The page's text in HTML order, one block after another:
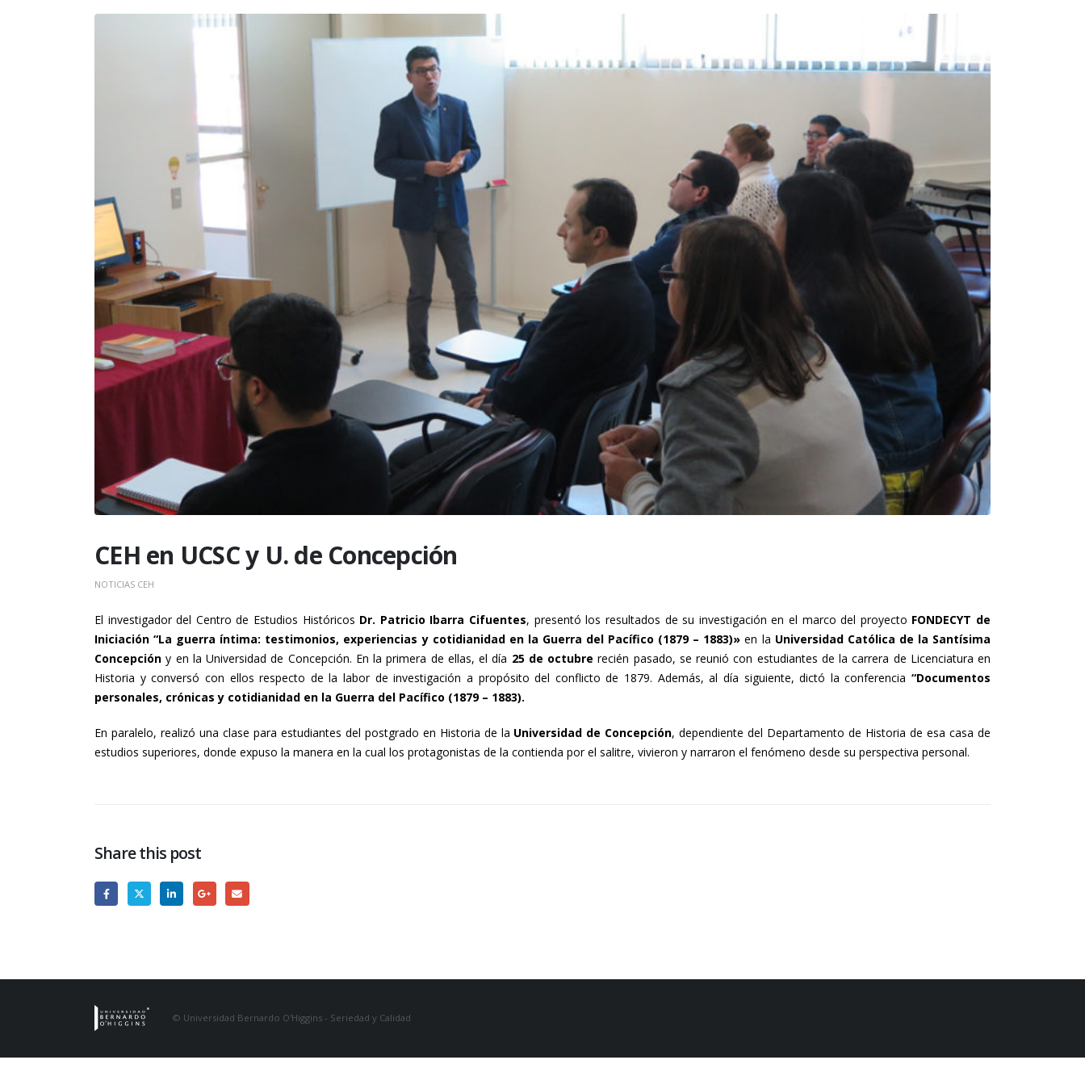
CEH en UCSC y U. de Concepción
NOTICIAS CEH
El investigador del Centro de Estudios Históricos Dr. Patricio Ibarra Cifuentes, presentó los resultados de su investigación en el marco del proyecto FONDECYT de
Iniciación “La guerra íntima: testimonios, experiencias y cotidianidad en la Guerra del Pacífico (1879 – 1883)» en la Universidad Católica de la Santísima
Concepción y en la Universidad de Concepción. En la primera de ellas, el día 25 de octubre recién pasado, se reunió con estudiantes de la carrera de Licenciatura en
Historia y conversó con ellos respecto de la labor de investigación a propósito del conflicto de 1879. Además, al día siguiente, dictó la conferencia “Documentos
personales, crónicas y cotidianidad en la Guerra del Pacífico (1879 – 1883).
En paralelo, realizó una clase para estudiantes del postgrado en Historia de la Universidad de Concepción, dependiente del Departamento de Historia de esa casa de
estudios superiores, donde expuso la manera en la cual los protagonistas de la contienda por el salitre, vivieron y narraron el fenómeno desde su perspectiva personal.
Share this post
© Universidad Bernardo O'Higgins - Seriedad y Calidad